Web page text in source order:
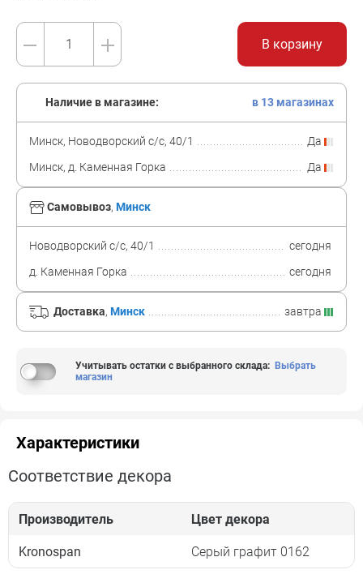
В корзину
Самовывоз, Минск
Новодворский с/с, 40/1
сегодня
д. Каменная Горка
сегодня
Доставка, Минск завтра
Наличие в магазине: в 13 магазинах
Минск, Новодворский с/с, 40/1
Да
Минск, д. Каменная Горка
Да
Учитывать остатки с выбранного склада: Выбрать
магазин
Характеристики
Соответствие декора
Производитель Цвет декора
Kronospan Серый графит 0162